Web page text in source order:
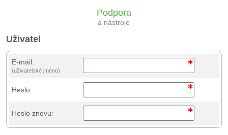
Podpora
a nástroje
Uživatel
E-mail:
(uživatelské jméno)
Heslo:
Heslo znovu: